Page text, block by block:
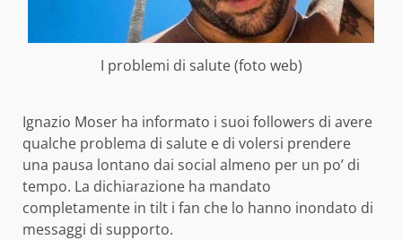
I problemi di salute (foto web)
Ignazio Moser ha informato i suoi followers di avere
qualche problema di salute e di volersi prendere
una pausa lontano dai social almeno per un po’ di
tempo. La dichiarazione ha mandato
completamente in tilt i fan che lo hanno inondato di
messaggi di supporto.